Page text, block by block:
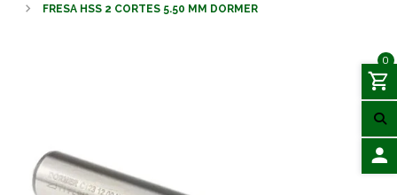
0
FRESA HSS 2 CORTES 5.50 MM DORMER